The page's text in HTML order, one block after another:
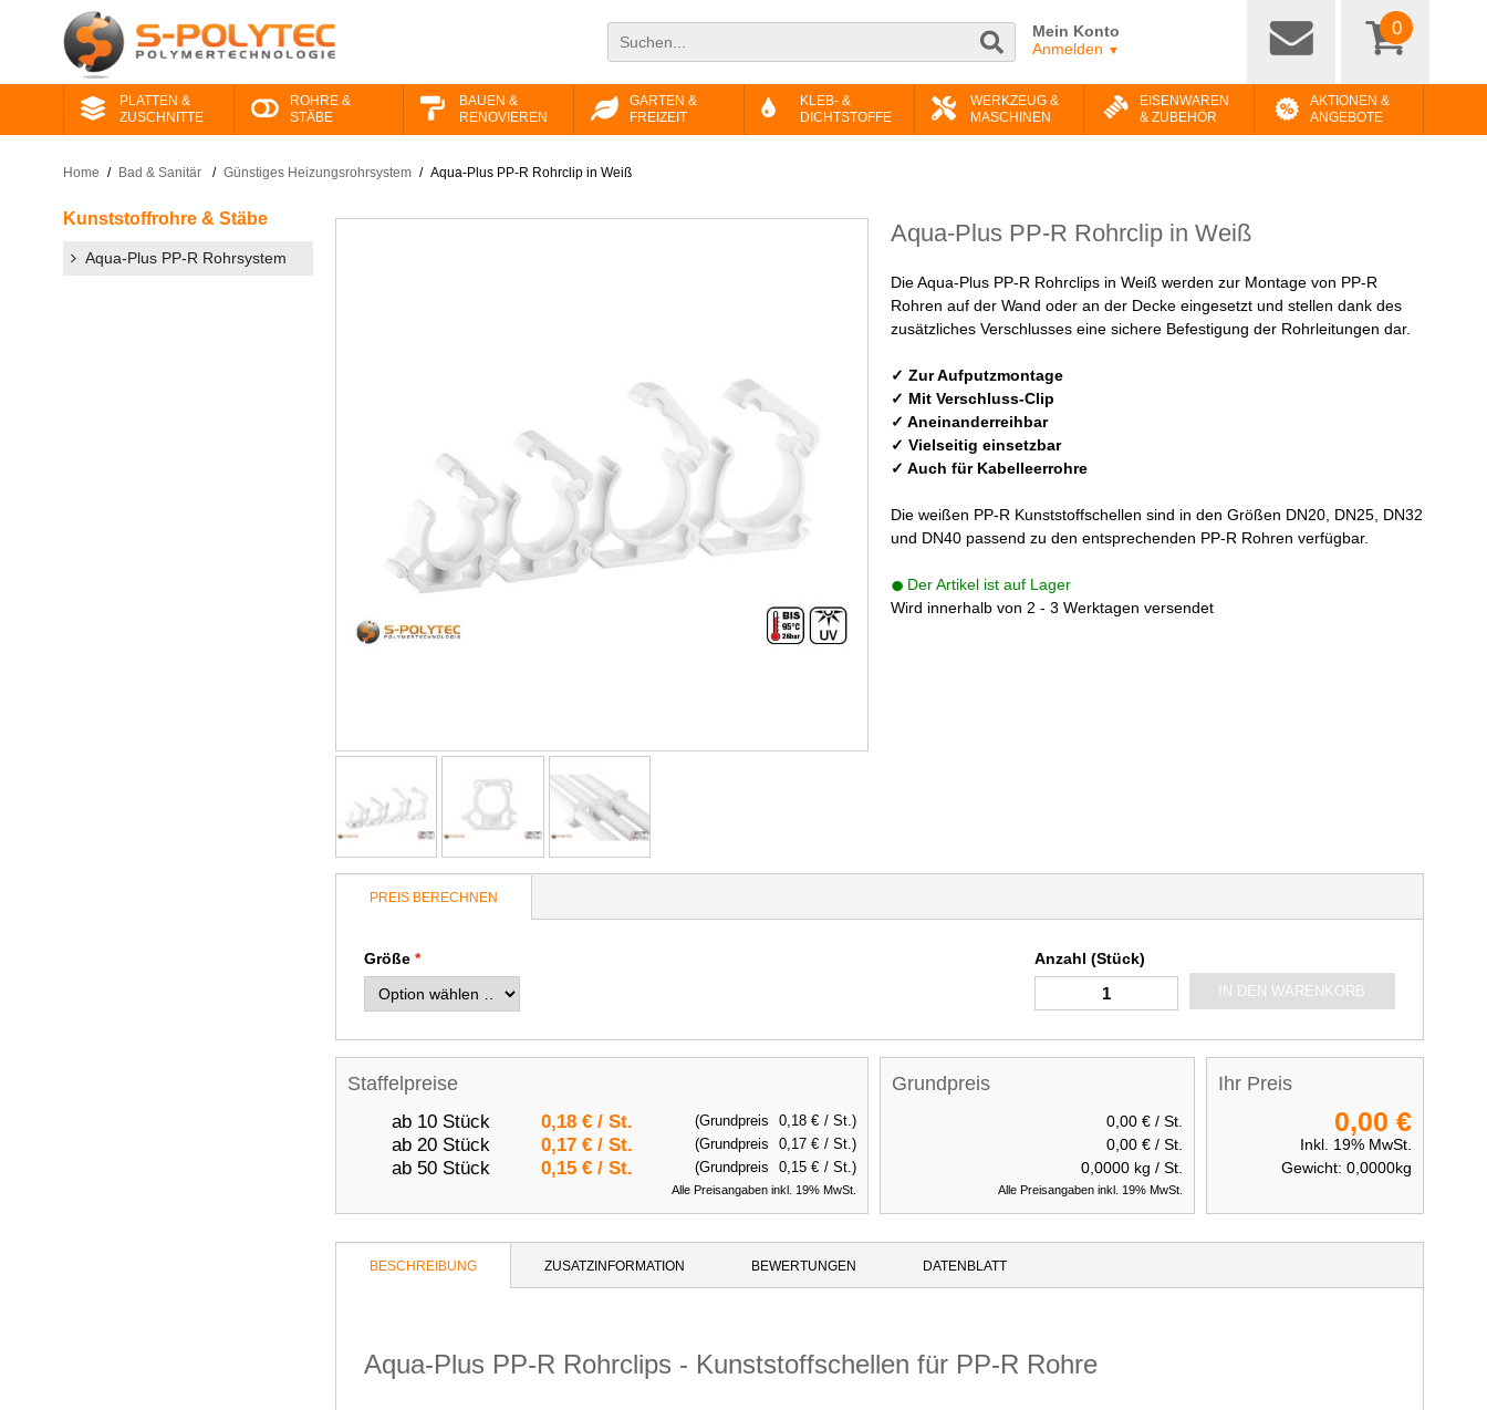
Mein Konto
Anmelden ▼
0
PLATTEN &
ZUSCHNITTE
ROHRE &
STÄBE
BAUEN &
RENOVIEREN
GARTEN &
FREIZEIT
KLEB- &
DICHTSTOFFE
WERKZEUG &
MASCHINEN
EISENWAREN
& ZUBEHÖR
AKTIONEN &
ANGEBOTE
Home / Bad & Sanitär / Günstiges Heizungsrohrsystem / Aqua-Plus PP-R Rohrclip in Weiß
Kunststoffrohre & Stäbe
Aqua-Plus PP-R Rohrsystem
Aqua-Plus PP-R Rohrclip in Weiß
Die Aqua-Plus PP-R Rohrclips in Weiß werden zur Montage von PP-R
Rohren auf der Wand oder an der Decke eingesetzt und stellen dank des
zusätzliches Verschlusses eine sichere Befestigung der Rohrleitungen dar.
✓ Zur Aufputzmontage
✓ Mit Verschluss-Clip
✓ Aneinanderreihbar
✓ Vielseitig einsetzbar
✓ Auch für Kabelleerrohre
Die weißen PP-R Kunststoffschellen sind in den Größen DN20, DN25, DN32
und DN40 passend zu den entsprechenden PP-R Rohren verfügbar.
Der Artikel ist auf Lager
Wird innerhalb von 2 - 3 Werktagen versendet
PREIS BERECHNEN
Größe Anzahl (Stück)
IN DEN WARENKORB
Staffelpreise
ab 10 Stück 0,18 € / St. (Grundpreis 0,18 € / St.)
ab 20 Stück 0,17 € / St. (Grundpreis 0,17 € / St.)
ab 50 Stück 0,15 € / St. (Grundpreis 0,15 € / St.)
Alle Preisangaben inkl. 19% MwSt.
Grundpreis
0,00 €/ St.
0,00 €/ St.
0,0000 kg / St.
Alle Preisangaben inkl. 19% MwSt.
Ihr Preis
0,00 €
Inkl. 19% MwSt.
Gewicht: 0,0000kg
BESCHREIBUNG ZUSATZINFORMATION BEWERTUNGEN DATENBLATT
Aqua-Plus PP-R Rohrclips - Kunststoffschellen für PP-R Rohre